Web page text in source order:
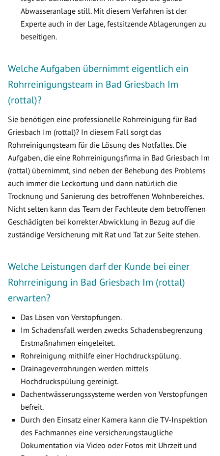
Abwasseranlage still. Mit diesem Verfahren ist der
Experte auch in der Lage, festsitzende Ablagerungen zu
beseitigen.
Welche Aufgaben übernimmt eigentlich ein
Rohrreinigungsteam in Bad Griesbach Im
(rottal)?
Sie benötigen eine professionelle Rohrreinigung für Bad
Griesbach Im (rottal)? In diesem Fall sorgt das
Rohrreinigungsteam für die Lösung des Notfalles. Die
Aufgaben, die eine Rohrreinigungsfirma in Bad Griesbach Im
(rottal) übernimmt, sind neben der Behebung des Problems
auch immer die Leckortung und dann natürlich die
Trocknung und Sanierung des betroffenen Wohnbereiches.
Nicht selten kann das Team der Fachleute dem betroffenen
Geschädigten bei korrekter Abwicklung in Bezug auf die
zuständige Versicherung mit Rat und Tat zur Seite stehen.
Welche Leistungen darf der Kunde bei einer
Rohrreinigung in Bad Griesbach Im (rottal)
erwarten?
Das Lösen von Verstopfungen.
Im Schadensfall werden zwecks Schadensbegrenzung
Erstmaßnahmen eingeleitet.
Rohreinigung mithilfe einer Hochdruckspülung.
Drainageverrohrungen werden mittels
Hochdruckspülung gereinigt.
Dachentwässerungssysteme werden von Verstopfungen
befreit.
Durch den Einsatz einer Kamera kann die TV-Inspektion
des Fachmannes eine versicherungstaugliche
Dokumentation via Video oder Fotos mit Uhrzeit und